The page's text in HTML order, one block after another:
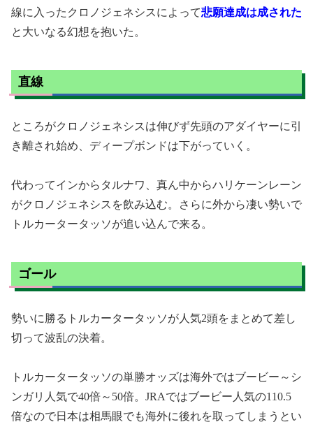
線に入ったクロノジェネシスによって悲願達成は成された
と大いなる幻想を抱いた。
直線
ところがクロノジェネシスは伸びず先頭のアダイヤーに引
き離され始め、ディープボンドは下がっていく。
代わってインからタルナワ、真ん中からハリケーンレーン
がクロノジェネシスを飲み込む。さらに外から凄い勢いで
トルカータータッソが追い込んで来る。
ゴール
勢いに勝るトルカータータッソが人気2頭をまとめて差し
切って波乱の決着。
トルカータータッソの単勝オッズは海外ではブービー～シ
ンガリ人気で40倍～50倍。JRAではブービー人気の110.5
倍なので日本は相馬眼でも海外に後れを取ってしまうとい